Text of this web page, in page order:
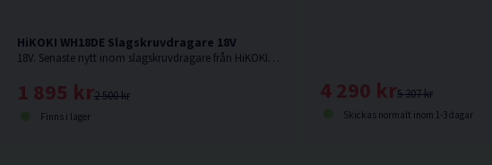
HiKOKI WH18DE Slagskruvdragare 18V
18V. Senaste nytt inom slagskruvdragare från HiKOKI. Levereras utan batteri, laddare och låda men med manual.
2 500 kr
1 895 kr
Finns i lager
5 307 kr
4 290 kr
Skickas normalt inom 1-3 dagar